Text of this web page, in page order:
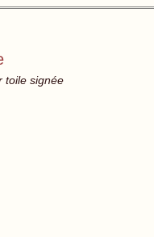
toile signée